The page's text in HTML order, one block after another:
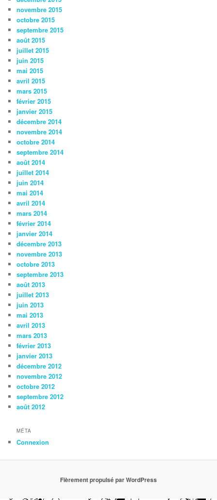
novembre 2015
octobre 2015
septembre 2015
août 2015
juillet 2015
juin 2015
mai 2015
avril 2015
mars 2015
février 2015
janvier 2015
décembre 2014
novembre 2014
octobre 2014
septembre 2014
août 2014
juillet 2014
juin 2014
mai 2014
avril 2014
mars 2014
février 2014
janvier 2014
décembre 2013
novembre 2013
octobre 2013
septembre 2013
août 2013
juillet 2013
juin 2013
mai 2013
avril 2013
mars 2013
février 2013
janvier 2013
décembre 2012
novembre 2012
octobre 2012
septembre 2012
août 2012
MÉTA
Connexion
Fièrement propulsé par WordPress